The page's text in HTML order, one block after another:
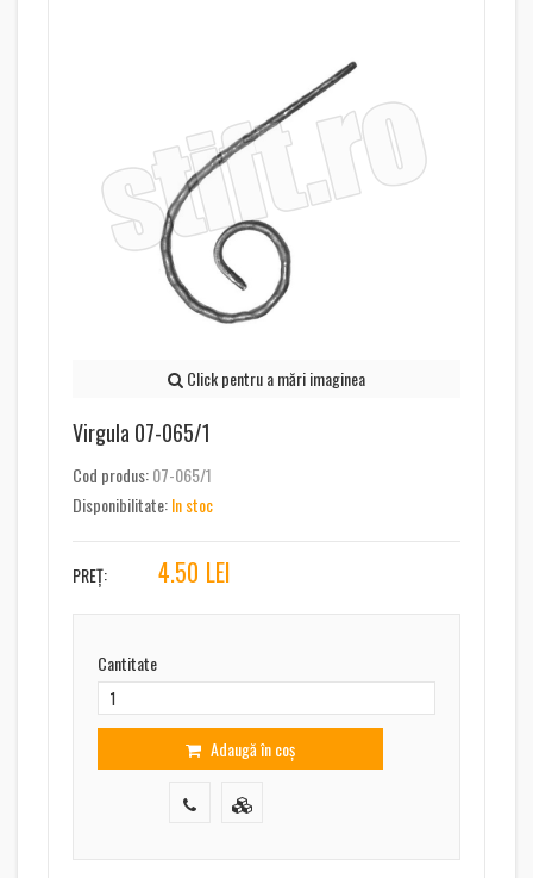
Click pentru a mări imaginea
Virgula 07-065/1
Cod produs:07-065/1
Disponibilitate:In stoc
PREȚ: 4.50 LEI
Cantitate
Adaugă în coș